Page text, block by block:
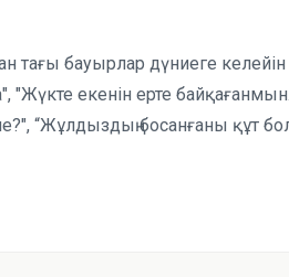
тағы бауырлар дүниеге
"Жүкте екенін ерте
ме?", “Жұлдыздың босанғаны құт